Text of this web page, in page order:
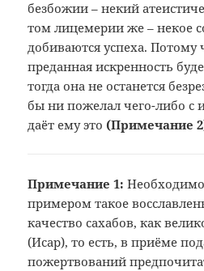
безбожии – некий
том лицемерии же – некое
добиваются успеха. Потому
преданная искренность
тогда она не останется
бы ни пожелал чего-либо с
даёт ему это (Примечание 2
Примечание 1:
примером такое
качество сахабов, как
(Исар), то есть, в приёме
пожертвований